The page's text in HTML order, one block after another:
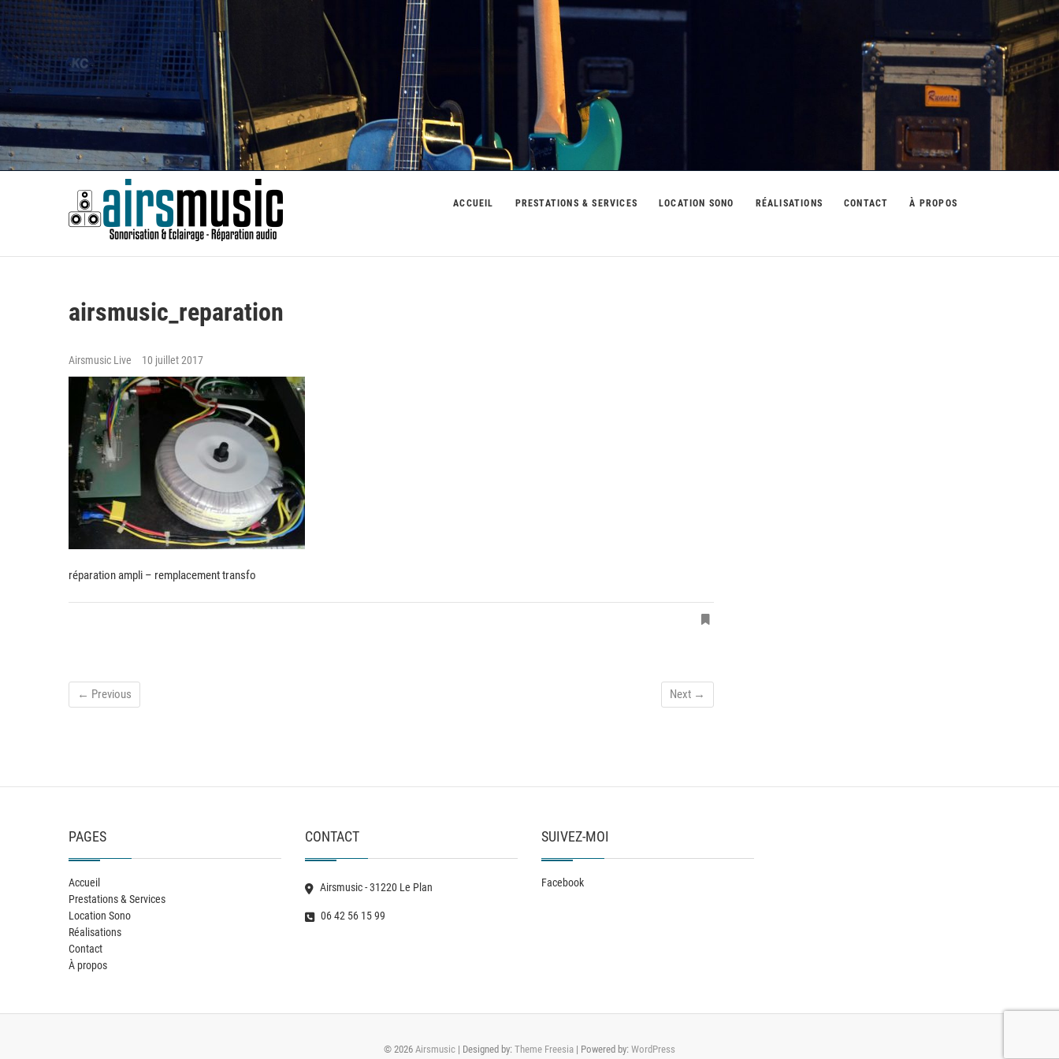
Skip
to
content
SONORISATION ÉVÈNEMENTS | RÉPARATION AUDIO
ACCUEIL PRESTATIONS & SERVICES LOCATION SONO RÉALISATIONS CONTACT À PROPOS
airsmusic_reparation
Airsmusic Live 10 juillet 2017
réparation ampli – remplacement transfo
← Previous Next →
PAGES
Accueil
Prestations & Services
Location Sono
Réalisations
Contact
À propos
CONTACT
Airsmusic - 31220 Le Plan
06 42 56 15 99
SUIVEZ-MOI
Facebook
© 2026 Airsmusic | Designed by: Theme Freesia | Powered by: WordPress